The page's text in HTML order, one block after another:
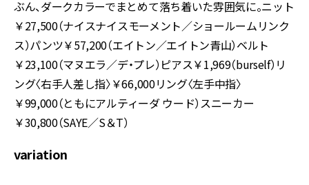
ぶん、ダークカラーでまとめて落ち着いた雰囲気に。ニット
￥27,500（ナイスナイスモーメント／ショールームリンク
ス）パンツ￥57,200（エイトン／エイトン青山）ベルト
￥23,100（マヌエラ／デ・プレ）ピアス￥1,969（burself）リ
ング〈右手人差し指〉￥66,000リング〈左手中指〉
￥99,000（ともにアルティーダ ウード）スニーカー
￥30,800（SAYE／S＆T）
variation